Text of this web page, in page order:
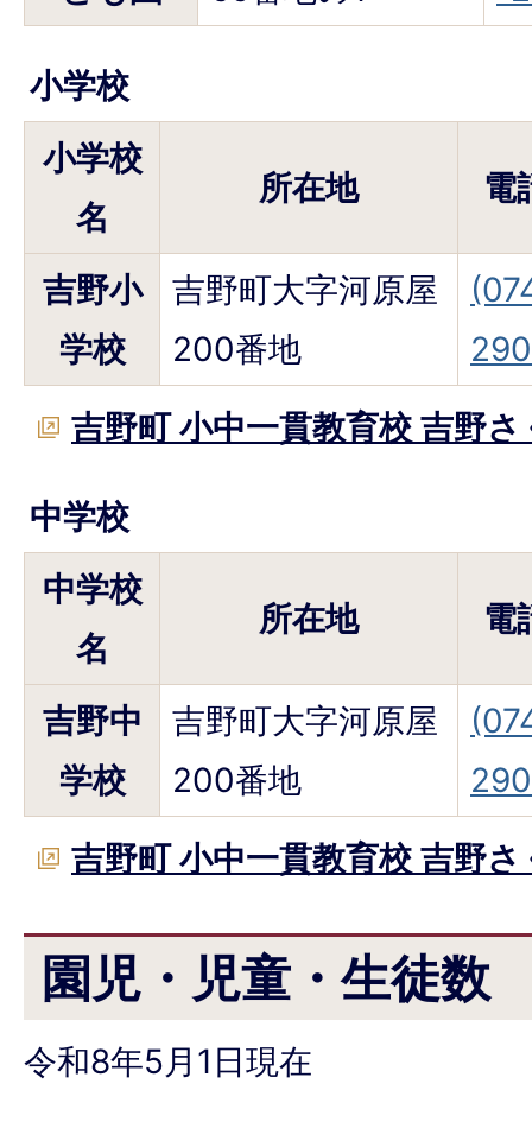
小学校
小学校
名
所在地 電
吉野小
学校
吉野町大字河原屋
200番地
吉野町 小中一貫教育校 吉野
中学校
中学校
名
所在地 電
吉野中
学校
吉野町大字河原屋
200番地
吉野町 小中一貫教育校 吉野
園児・児童・生徒数
令和8年5月1日現在